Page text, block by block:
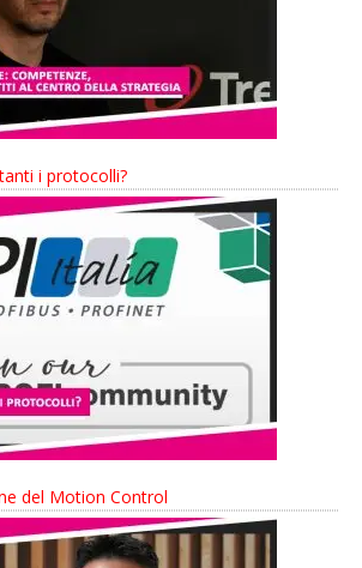
i protocolli?
del Motion Control